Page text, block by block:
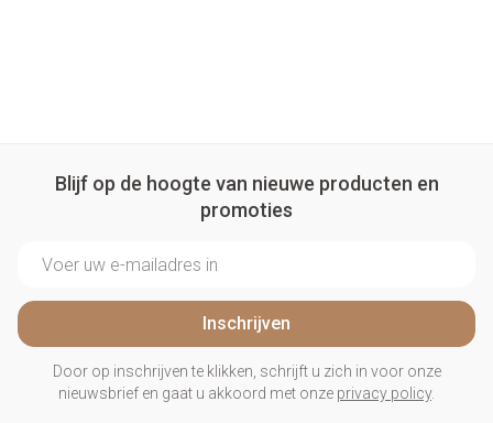
Blijf op de hoogte van nieuwe producten en
promoties
Inschrijven
Door op inschrijven te klikken, schrijft u zich in voor onze
nieuwsbrief en gaat u akkoord met onze privacy policy.